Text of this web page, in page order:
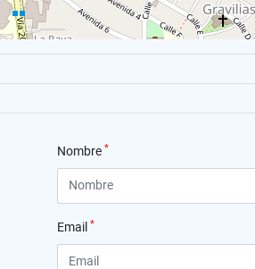
Nombre *
Email *